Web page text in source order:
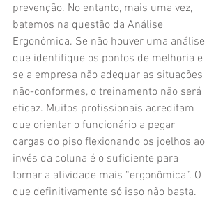
prevenção. No entanto, mais uma vez,
batemos na questão da Análise
Ergonômica. Se não houver uma análise
que identifique os pontos de melhoria e
se a empresa não adequar as situações
não-conformes, o treinamento não será
eficaz. Muitos profissionais acreditam
que orientar o funcionário a pegar
cargas do piso flexionando os joelhos ao
invés da coluna é o suficiente para
tornar a atividade mais “ergonômica”. O
que definitivamente só isso não basta.